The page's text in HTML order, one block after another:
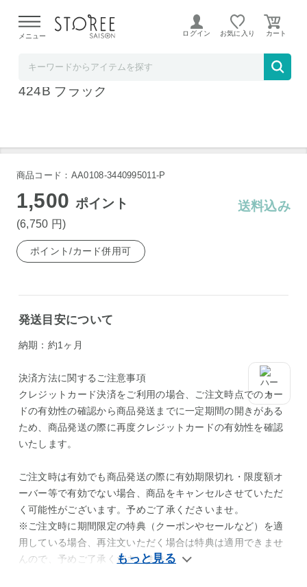
よる配送遅延が発生しております。
メニュー ログイン お気に入り
ツインバード ポップアップトースター TS-D
424B ブラック
商品コード：AA0108-3440995011-P
1,500 ポイント
(6,750 円)
送料込み
ポイント/カード併用可
発送目安について
納期：約1ヶ月
決済方法に関するご注意事項
クレジットカード決済をご利用の場合、ご注文時点でのカー
ドの有効性の確認から商品発送までに一定期間の開きがある
ため、商品発送の際に再度クレジットカードの有効性を確認
いたします。
ご注文時は有効でも商品発送の際に有効期限切れ・限度額オ
ーバー等で有効でない場合、商品をキャンセルさせていただ
く可能性がございます。予めご了承くださいませ。
※ご注文時に期間限定の特典（クーポンやセールなど）を適
用している場合、再注文いただく場合は特典は適用できませ
んので、予めご了承くださいませ。